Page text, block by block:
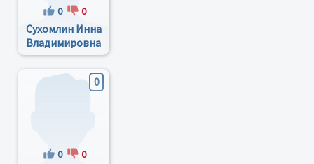
0 0
Сухомлин Инна
Владимировна
0
0 0